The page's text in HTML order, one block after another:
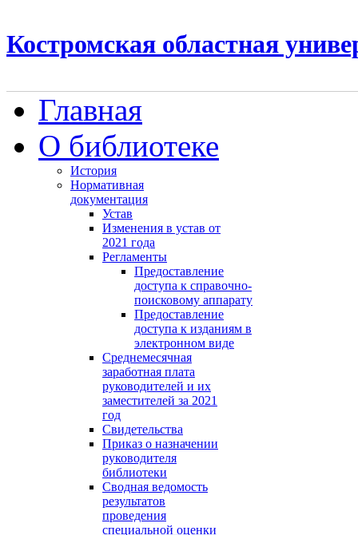
Костромская областная
Главная
О библиотеке
История
Нормативная
документация
Устав
Изменения в устав от
2021 года
Регламенты
Предоставление
доступа к справочно-
поисковому аппарату
Предоставление
доступа к изданиям в
электронном виде
Среднемесячная
заработная плата
руководителей и их
заместителей за 2021
год
Свидетельства
Приказ о назначении
руководителя
библиотеки
Сводная ведомость
результатов
проведения
специальной оценки